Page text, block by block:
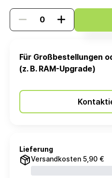
Für Großbestellungen
(z. B. RAM-Upgrade)
Lieferung
Versandkosten 5,90 €